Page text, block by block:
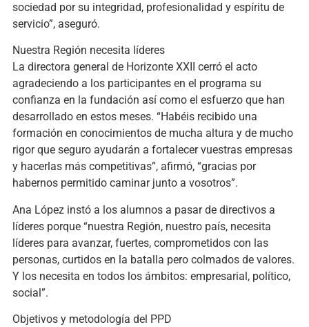
sociedad por su integridad, profesionalidad y espíritu de
servicio”, aseguró.
Nuestra Región necesita líderes
La directora general de Horizonte XXII cerró el acto
agradeciendo a los participantes en el programa su
confianza en la fundación así como el esfuerzo que han
desarrollado en estos meses. “Habéis recibido una
formación en conocimientos de mucha altura y de mucho
rigor que seguro ayudarán a fortalecer vuestras empresas
y hacerlas más competitivas”, afirmó, “gracias por
habernos permitido caminar junto a vosotros”.
Ana López instó a los alumnos a pasar de directivos a
líderes porque “nuestra Región, nuestro país, necesita
líderes para avanzar, fuertes, comprometidos con las
personas, curtidos en la batalla pero colmados de valores.
Y los necesita en todos los ámbitos: empresarial, político,
social”.
Objetivos y metodología del PPD